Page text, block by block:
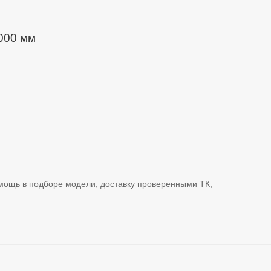
мм
в подборе модели, доставку проверенными ТК,